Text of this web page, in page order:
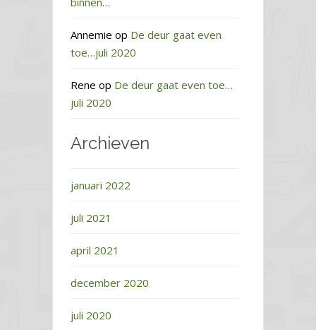
Annemie op De deur gaat even
toe…juli 2020
Rene op De deur gaat even toe…
juli 2020
Archieven
januari 2022
juli 2021
april 2021
december 2020
juli 2020